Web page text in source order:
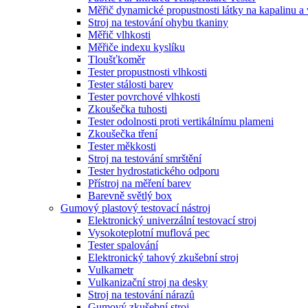
Měřič dynamické propustnosti látky na kapalinu a
Stroj na testování ohybu tkaniny
Měřič vlhkosti
Měřiče indexu kyslíku
Tloušťkoměr
Tester propustnosti vlhkosti
Tester stálosti barev
Tester povrchové vlhkosti
Zkoušečka tuhosti
Tester odolnosti proti vertikálnímu plameni
Zkoušečka tření
Tester měkkosti
Stroj na testování smrštění
Tester hydrostatického odporu
Přístroj na měření barev
Barevně světlý box
Gumový plastový testovací nástroj
Elektronický univerzální testovací stroj
Vysokoteplotní muflová pec
Tester spalování
Elektronický tahový zkušební stroj
Vulkametr
Vulkanizační stroj na desky
Stroj na testování nárazů